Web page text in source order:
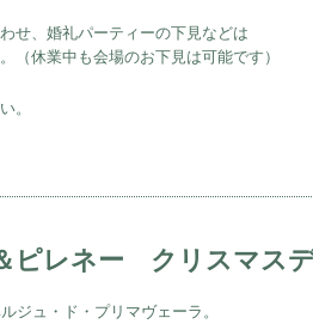
せ、婚礼パーティーの下見などは
（休業中も会場のお下見は可能です）
。
ピレネー クリスマス
ジュ・ド・プリマヴェーラ。